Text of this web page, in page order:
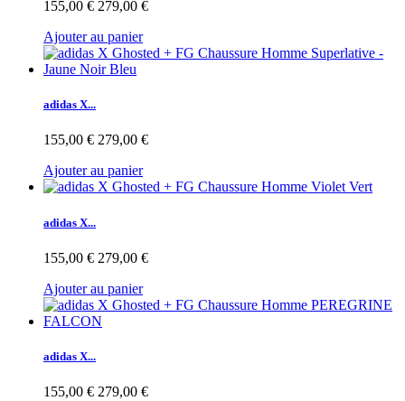
155,00 € 279,00 €
Ajouter au panier
adidas X...
155,00 € 279,00 €
Ajouter au panier
adidas X...
155,00 € 279,00 €
Ajouter au panier
adidas X...
155,00 € 279,00 €